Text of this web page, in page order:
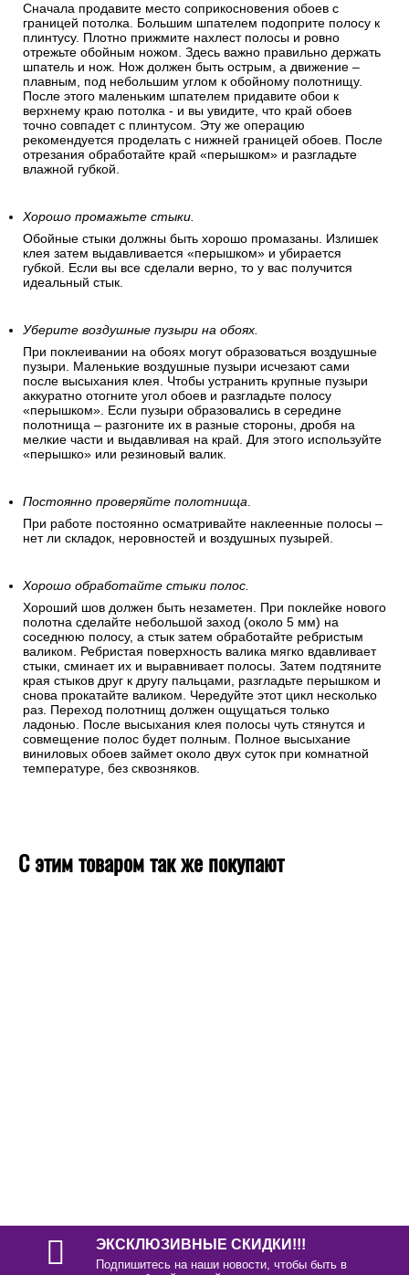
Сначала продавите место соприкосновения обоев с
границей потолка. Большим шпателем подоприте полосу к
плинтусу. Плотно прижмите нахлест полосы и ровно
отрежьте обойным ножом. Здесь важно правильно держать
шпатель и нож. Нож должен быть острым, а движение –
плавным, под небольшим углом к обойному полотнищу.
После этого маленьким шпателем придавите обои к
верхнему краю потолка - и вы увидите, что край обоев
точно совпадет с плинтусом. Эту же операцию
рекомендуется проделать с нижней границей обоев. После
отрезания обработайте край «перышком» и разгладьте
влажной губкой.
Хорошо промажьте стыки.
Обойные стыки должны быть хорошо промазаны. Излишек
клея затем выдавливается «перышком» и убирается
губкой. Если вы все сделали верно, то у вас получится
идеальный стык.
Уберите воздушные пузыри на обоях.
При поклеивании на обоях могут образоваться воздушные
пузыри. Маленькие воздушные пузыри исчезают сами
после высыхания клея. Чтобы устранить крупные пузыри
аккуратно отогните угол обоев и разгладьте полосу
«перышком». Если пузыри образовались в середине
полотнища – разгоните их в разные стороны, дробя на
мелкие части и выдавливая на край. Для этого используйте
«перышко» или резиновый валик.
Постоянно проверяйте полотнища.
При работе постоянно осматривайте наклеенные полосы –
нет ли складок, неровностей и воздушных пузырей.
Хорошо обработайте стыки полос.
Хороший шов должен быть незаметен. При поклейке нового
полотна сделайте небольшой заход (около 5 мм) на
соседнюю полосу, а стык затем обработайте ребристым
валиком. Ребристая поверхность валика мягко вдавливает
стыки, сминает их и выравнивает полосы. Затем подтяните
края стыков друг к другу пальцами, разгладьте перышком и
снова прокатайте валиком. Чередуйте этот цикл несколько
раз. Переход полотнищ должен ощущаться только
ладонью. После высыхания клея полосы чуть стянутся и
совмещение полос будет полным. Полное высыхание
виниловых обоев займет около двух суток при комнатной
температуре, без сквозняков.
С этим товаром так же покупают
ЭКСКЛЮЗИВНЫЕ СКИДКИ!!!
Подпишитесь на наши новости, чтобы быть в